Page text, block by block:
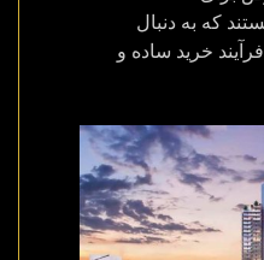
که به دنبال
خرید ساده و